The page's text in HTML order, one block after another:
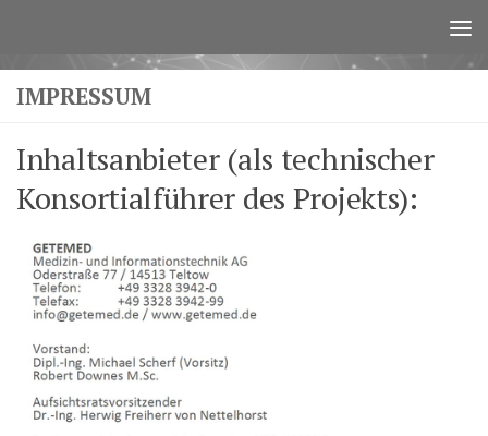
IMPRESSUM
Inhaltsanbieter (als technischer
Konsortialführer des Projekts):